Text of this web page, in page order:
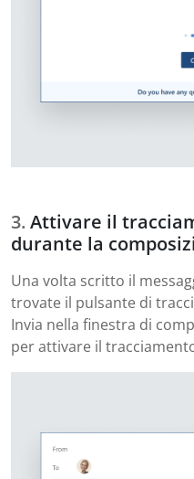
Attivare il
durante la
Una volta scritto il
trovate il pulsante di
Invia nella finestra di
per attivare il